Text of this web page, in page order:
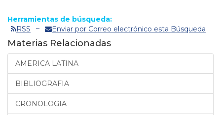
Herramientas de búsqueda:
RSS
Enviar por Correo electrónico esta Búsqueda
Materias Relacionadas
AMERICA LATINA
BIBLIOGRAFIA
CRONOLOGIA